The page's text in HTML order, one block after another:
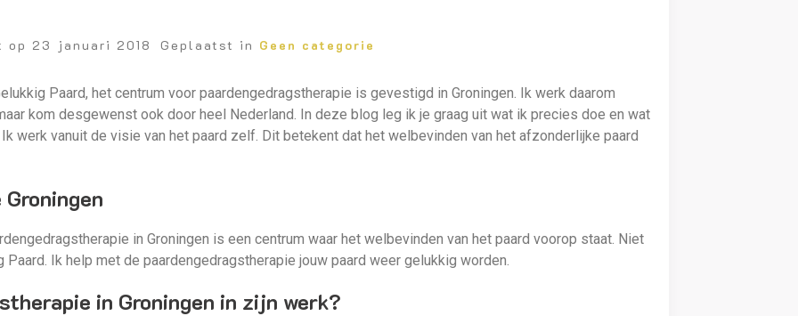
op 23 januari 2018 Geplaatst in Geen categorie
Paard, het centrum voor paardengedragstherapie is gevestigd in Groningen. Ik werk daarom
kom desgewenst ook door heel Nederland. In deze blog leg ik je graag uit wat ik precies doe en wat
werk vanuit de visie van het paard zelf. Dit betekent dat het welbevinden van het afzonderlijke paard
in Groningen is een centrum waar het welbevinden van het paard voorop staat. Niet
Ik help met de paardengedragstherapie jouw paard weer gelukkig worden.
in Groningen in zijn werk?